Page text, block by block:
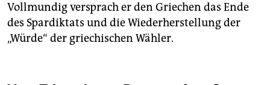
Vollmundig versprach er den Griechen das Ende
des Spardiktats und die Wiederherstellung der
„Würde“ der griechischen Wähler.